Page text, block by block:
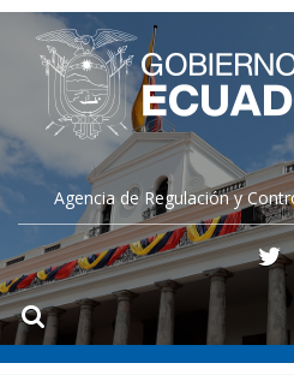
Agencia de Regulación y